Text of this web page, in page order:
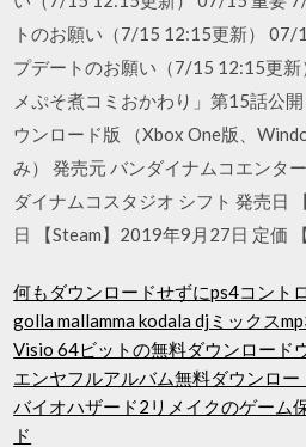
トのお願い（7/15 12:15更新） 07/
プデートのお願い（7/15 12:15更新
メぷそ煮コミおかわり」第15話公
ウンロード版 （Xbox One版、
み） 発売元 バンダイナムコエンタ
ダイナムコスタジオ シフト 発売日
日 【Steam】2019年9月27日 定価
何もダウンロードせずにps4コント
golla mallamma kodala djミックス
Visio 64ビットの無料ダウンロード
エンヤフルアルバム無料ダウンロー
バイオハザード2リメイクのゲーム
ド